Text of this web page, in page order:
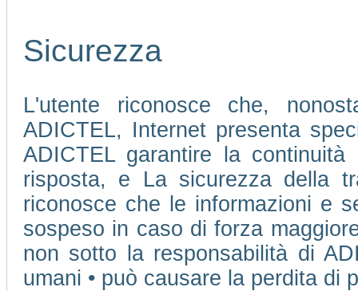
Sicurezza
L'utente riconosce che,
ADICTEL, Internet presenta
ADICTEL garantire la
risposta, e La sicurezza della
riconosce che le informazioni e
sospeso in caso di forza
non sotto la responsabilità di
umani • può causare la perdita di